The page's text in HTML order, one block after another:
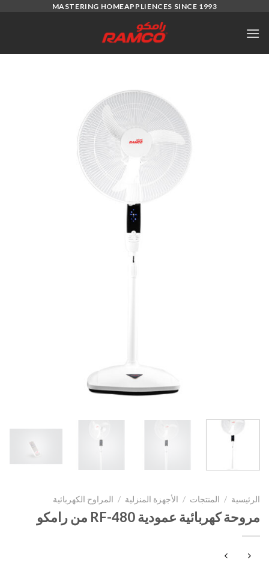
content
MASTERING HOMEAPPLIENCES SINCE 1993
الرئيسية / المنتجات / الأجهزة المنزلية / المراوح الكهربائية
مروحة كهربائية عمودية RF-480 من رامكو